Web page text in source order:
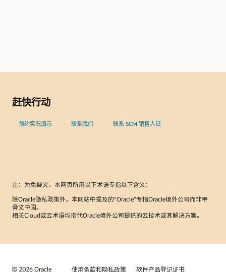
赶快行动
预约实况演示 联系我们 联系 SCM 销售人员
注：为免疑义，本网页所用以下术语专指以下含义：
除Oracle隐私政策外，本网站中提及的“Oracle”专指Oracle境外公司而非甲
骨文中国。
相关Cloud或云术语均指代Oracle境外公司提供的云技术或其解决方案。
© 2026 Oracle 使用条款和隐私政策 软件产品登记证书